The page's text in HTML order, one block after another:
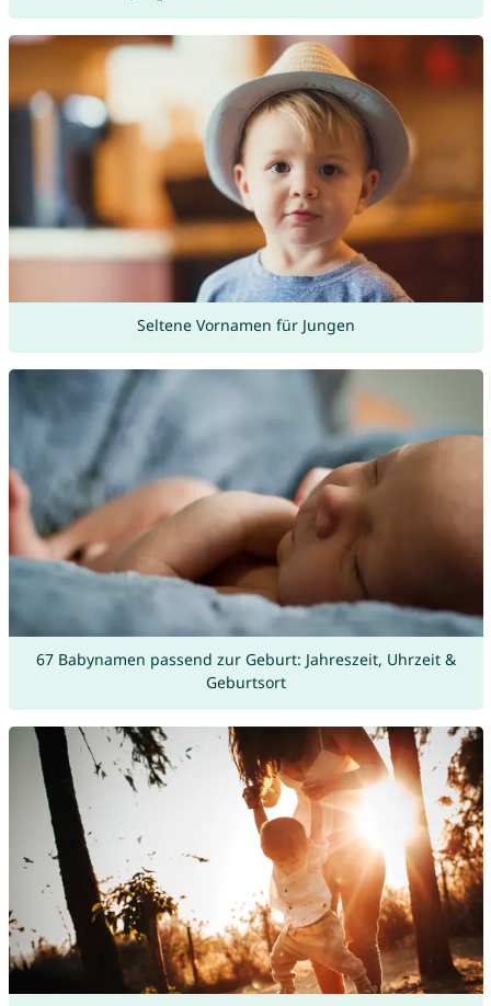
Seltene Vornamen für Jungen
67 Babynamen passend zur Geburt: Jahreszeit, Uhrzeit &
Geburtsort